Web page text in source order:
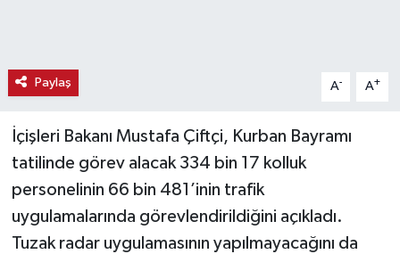
Paylaş A- A+
İçişleri Bakanı Mustafa Çiftçi, Kurban Bayramı
tatilinde görev alacak 334 bin 17 kolluk
personelinin 66 bin 481’inin trafik
uygulamalarında görevlendirildiğini açıkladı.
Tuzak radar uygulamasının yapılmayacağını da
Spor
Teknoloji
Vasıta
Vefat Haberleri